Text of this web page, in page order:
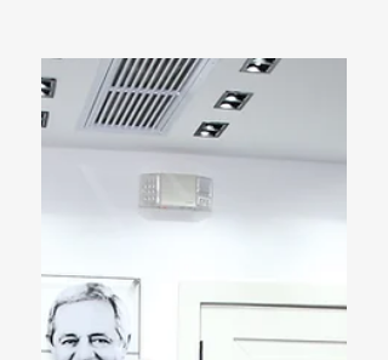
Diputados, Alfredo
Pacheco, junto...
proyecto de ley
del Presupuesto
General...